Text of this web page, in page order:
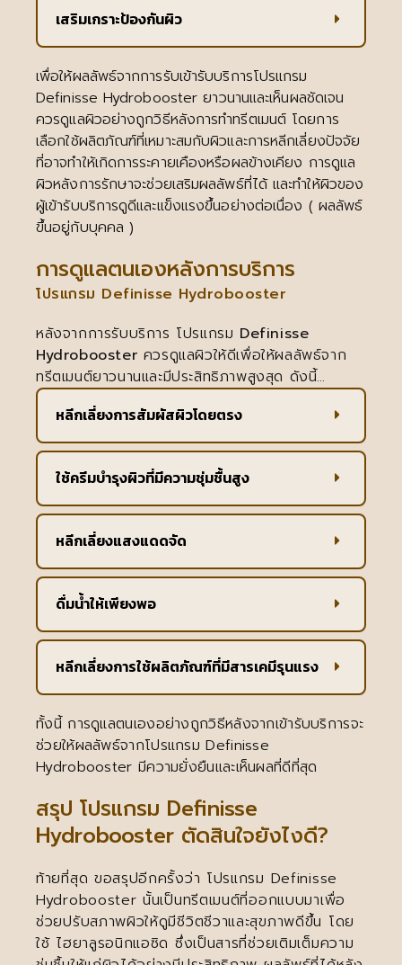
เสริมเกราะป้องกันผิว
เพื่อให้ผลลัพธ์จากการรับเข้ารับบริการโปรแกรม
Definisse Hydrobooster ยาวนานและเห็นผลชัดเจน
ควรดูแลผิวอย่างถูกวิธีหลังการทำทรีตเมนต์ โดยการ
เลือกใช้ผลิตภัณฑ์ที่เหมาะสมกับผิวและการหลีกเลี่ยงปัจจัย
ที่อาจทำให้เกิดการระคายเคืองหรือผลข้างเคียง การดูแล
ผิวหลังการรักษาจะช่วยเสริมผลลัพธ์ที่ได้ และทำให้ผิวของ
ผู้เข้ารับบริการดูดีและแข็งแรงขึ้นอย่างต่อเนื่อง ( ผลลัพธ์
ขึ้นอยู่กับบุคคล )
การดูแลตนเองหลังการบริการ
โปรแกรม Definisse Hydrobooster
หลังจากการรับบริการ โปรแกรม Definisse
Hydrobooster ควรดูแลผิวให้ดีเพื่อให้ผลลัพธ์จาก
ทรีตเมนต์ยาวนานและมีประสิทธิภาพสูงสุด ดังนี้…
หลีกเลี่ยงการสัมผัสผิวโดยตรง
ใช้ครีมบำรุงผิวที่มีความชุ่มชื้นสูง
หลีกเลี่ยงแสงแดดจัด
ดื่มน้ำให้เพียงพอ
หลีกเลี่ยงการใช้ผลิตภัณฑ์ที่มีสารเคมีรุนแรง
ทั้งนี้ การดูแลตนเองอย่างถูกวิธีหลังจากเข้ารับบริการจะ
ช่วยให้ผลลัพธ์จากโปรแกรม Definisse
Hydrobooster มีความยั่งยืนและเห็นผลที่ดีที่สุด
สรุป โปรแกรม Definisse
Hydrobooster ตัดสินใจยังไงดี?
ท้ายที่สุด ขอสรุปอีกครั้งว่า โปรแกรม Definisse
Hydrobooster นั้นเป็นทรีตเมนต์ที่ออกแบบมาเพื่อ
ช่วยปรับสภาพผิวให้ดูมีชีวิตชีวาและสุขภาพดีขึ้น โดย
ใช้ ไฮยาลูรอนิกแอซิด ซึ่งเป็นสารที่ช่วยเติมเต็มความ